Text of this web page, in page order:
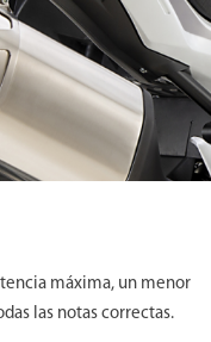
máxima, un menor
las notas correctas.